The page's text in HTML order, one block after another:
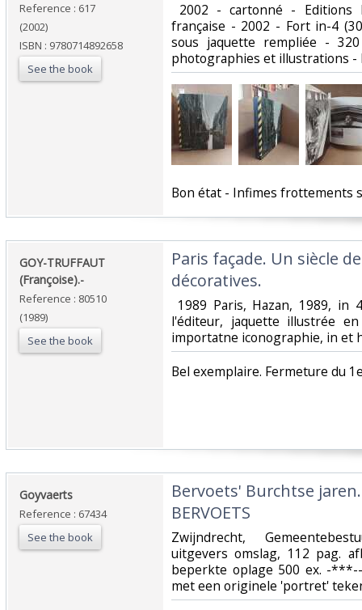
Reference : 617
(2002)
ISBN : 9780714892658
See the book
2002 - cartonné - Editions
française - 2002 - Fort in-4
sous jaquette rempliée -
photographies et illustrations -
‎Bon état - Infimes frottements
‎GOY-TRUFFAUT
(Françoise).-‎
Reference : 80510
(1989)
See the book
‎Paris façade. Un siècle
décoratives.‎
1989 Paris, Hazan, 1989,
l'éditeur, jaquette illustrée
importatne iconographie, in et
‎Bel exemplaire. Fermeture du
‎Goyvaerts ‎
Reference : 67434
See the book
‎Bervoets' Burchtse jaren.
BERVOETS‎
‎Zwijndrecht,
uitgevers omslag, 112 pag.
beperkte oplage 500 ex. -
met een originele 'portret'